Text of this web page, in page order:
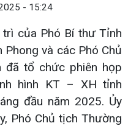
- 15:24
của Phó Bí thư Tỉnh
Phong và các Phó Chủ
đã tổ chức phiên họp
hình KT – XH tỉnh
đầu năm 2025. Ủy
Phó Chủ tịch Thường